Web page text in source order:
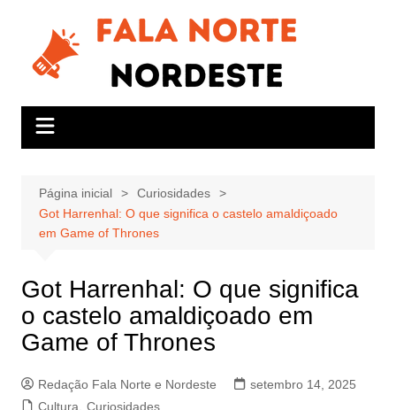
conteúdo
Página inicial
Curiosidades
Got Harrenhal: O que significa o castelo amaldiçoado
em Game of Thrones
Got Harrenhal: O que significa
o castelo amaldiçoado em
Game of Thrones
Redação Fala Norte e Nordeste
setembro 14, 2025
Cultura
Curiosidades